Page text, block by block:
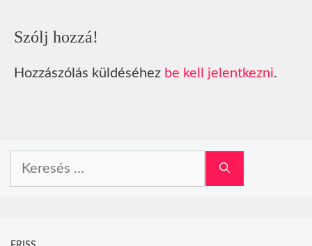
Szólj hozzá!
Hozzászólás küldéséhez be kell jelentkezni.